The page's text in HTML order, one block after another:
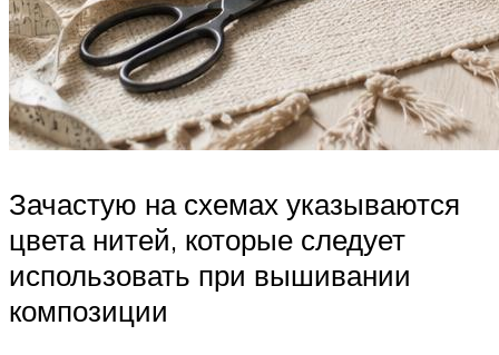
Зачастую на схемах указываются
цвета нитей, которые следует
использовать при вышивании
композиции